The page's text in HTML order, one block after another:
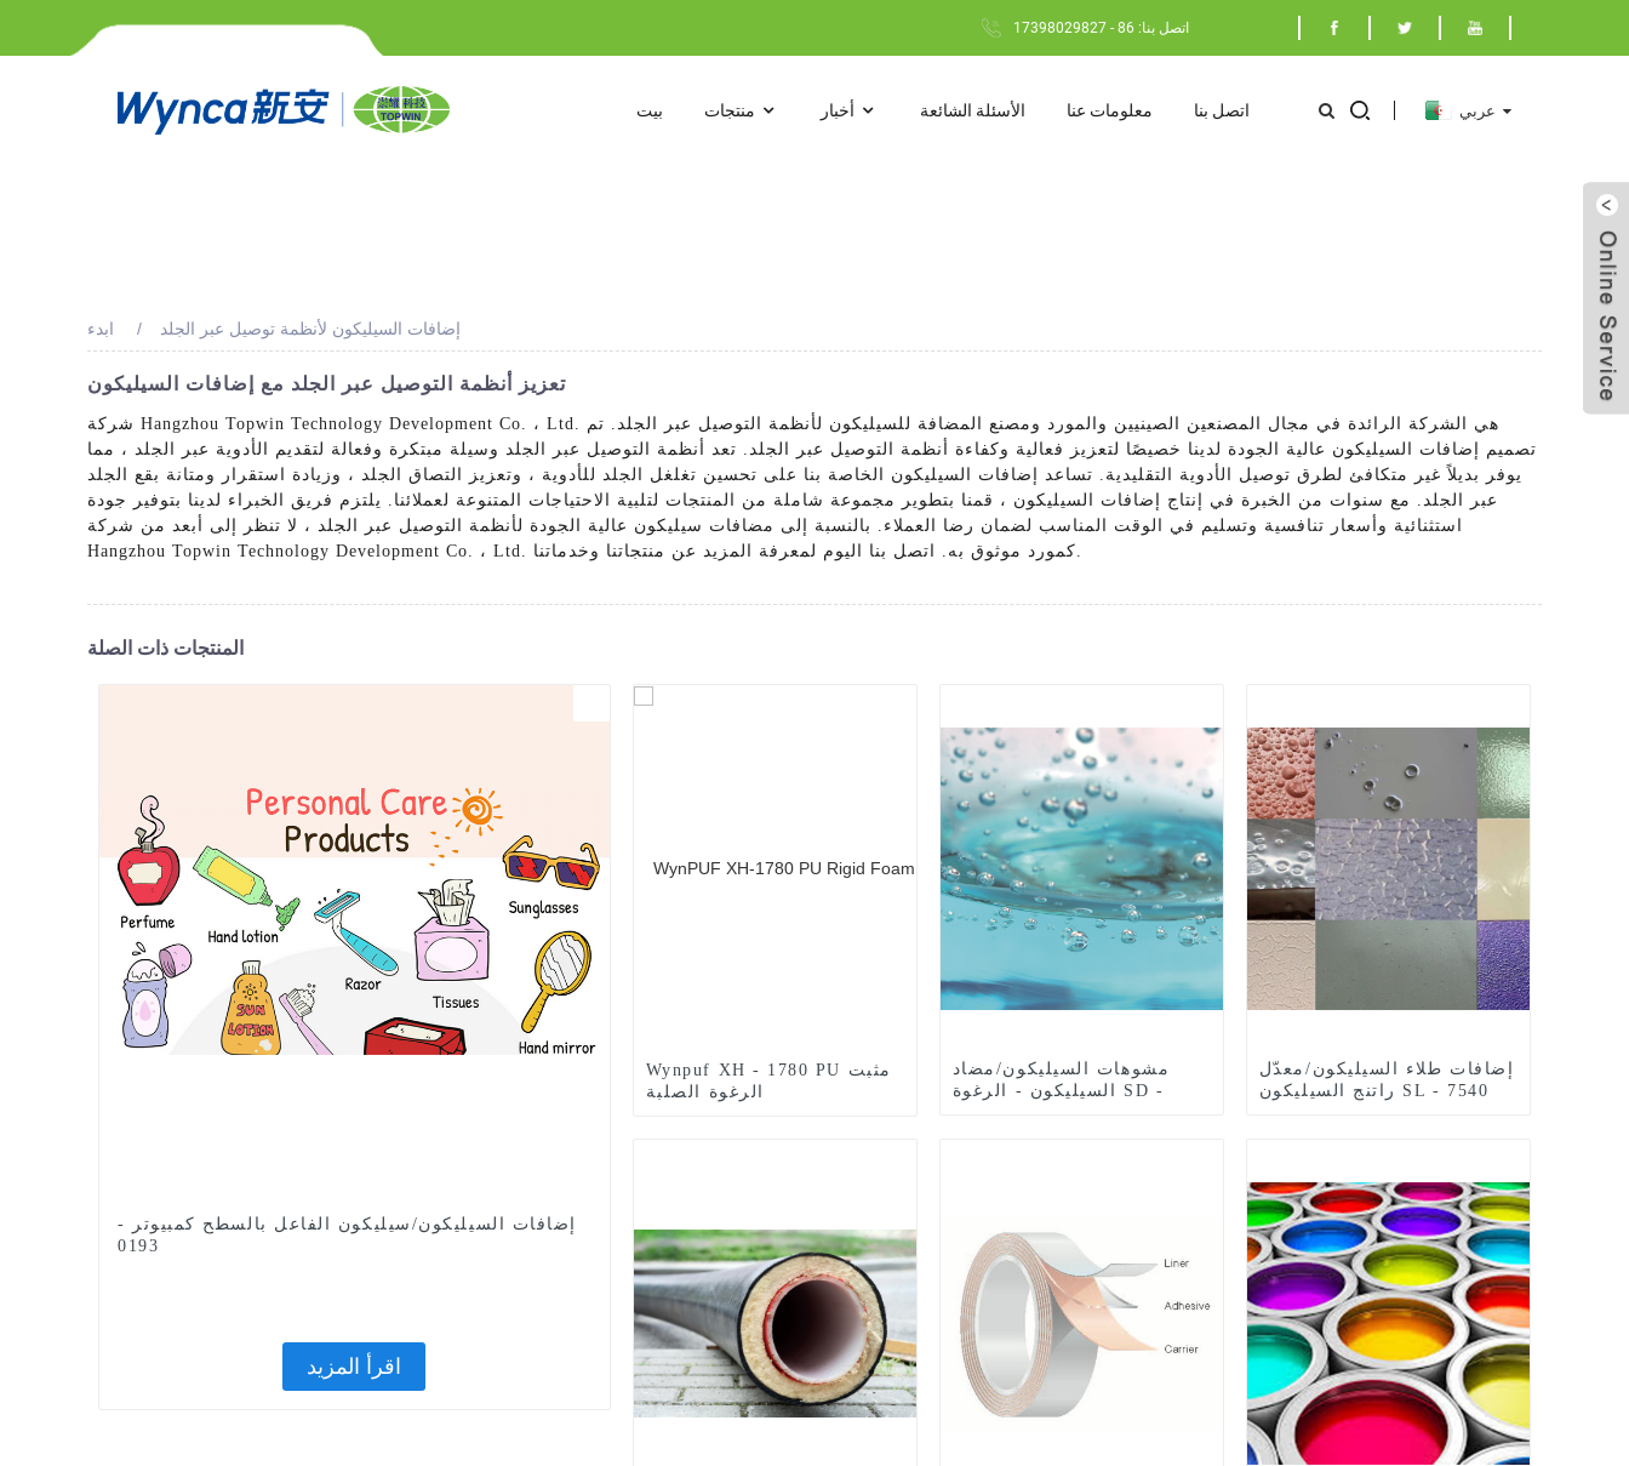
اتصل بنا: 86 - 17398029827
بيت منتجات أخبار الأسئلة الشائعة معلومات عنا اتصل بنا عربي
ابدء إضافات السيليكون لأنظمة توصيل عبر الجلد
تعزيز أنظمة التوصيل عبر الجلد مع إضافات السيليكون
شركة Hangzhou Topwin Technology Development Co. ، Ltd. هي الشركة الرائدة في مجال المصنعين الصينيين والمورد ومصنع المضافة للسيليكون لأنظمة التوصيل عبر الجلد. تم
تصميم إضافات السيليكون عالية الجودة لدينا خصيصًا لتعزيز فعالية وكفاءة أنظمة التوصيل عبر الجلد. تعد أنظمة التوصيل عبر الجلد وسيلة مبتكرة وفعالة لتقديم الأدوية عبر الجلد ، مما
يوفر بديلاً غير متكافئ لطرق توصيل الأدوية التقليدية. تساعد إضافات السيليكون الخاصة بنا على تحسين تغلغل الجلد للأدوية ، وتعزيز التصاق الجلد ، وزيادة استقرار ومتانة بقع الجلد
عبر الجلد. مع سنوات من الخبرة في إنتاج إضافات السيليكون ، قمنا بتطوير مجموعة شاملة من المنتجات لتلبية الاحتياجات المتنوعة لعملائنا. يلتزم فريق الخبراء لدينا بتوفير جودة
استثنائية وأسعار تنافسية وتسليم في الوقت المناسب لضمان رضا العملاء. بالنسبة إلى مضافات سيليكون عالية الجودة لأنظمة التوصيل عبر الجلد ، لا تنظر إلى أبعد من شركة
Hangzhou Topwin Technology Development Co. ، Ltd. كمورد موثوق به. اتصل بنا اليوم لمعرفة المزيد عن منتجاتنا وخدماتنا.
المنتجات ذات الصلة
إضافات السيليكون/سيليكون الفاعل بالسطح كمبيوتر -
0193
اقرأ المزيد
Wynpuf XH - 1780 PU مثبت
الرغوة الصلبة
مشوهات السيليكون/مضاد
السيليكون - الرغوة SD -
إضافات طلاء السيليكون/معدّل
راتنج السيليكون SL - 7540